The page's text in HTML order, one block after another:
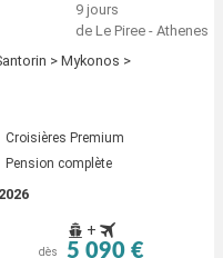
9 jours
de Le Piree - Athenes
> Mykonos >
Croisières Premium
Pension complète
+
dès 5 090 €